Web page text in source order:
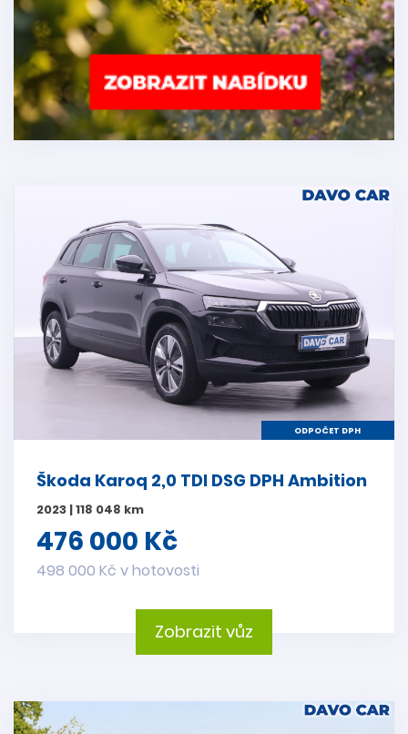
ODPOČET DPH
Škoda Karoq 2,0 TDI DSG DPH Ambition
2023 | 118 048 km
476 000 Kč
498 000 Kč v hotovosti
Zobrazit vůz